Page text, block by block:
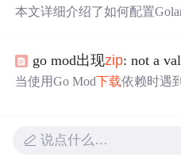
入器，以及通过http.Get下载
本文详细介绍了如何配置
个Go程序，讲解了`package
法。
go mod出现zip: not a
当使用Go Mod 下载依赖时遇
。在本例中，用户通过删除
ha`的缓存并重新运行`go
说点什么…